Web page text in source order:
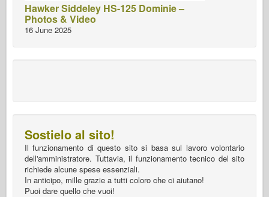
Hawker Siddeley HS-125 Dominie –
Photos & Video
16 June 2025
Sostielo al sito!
Il funzionamento di questo sito si basa sul lavoro volontario
dell'amministratore. Tuttavia, il funzionamento tecnico del sito
richiede alcune spese essenziali.
In anticipo, mille grazie a tutti coloro che ci aiutano!
Puoi dare quello che vuoi!